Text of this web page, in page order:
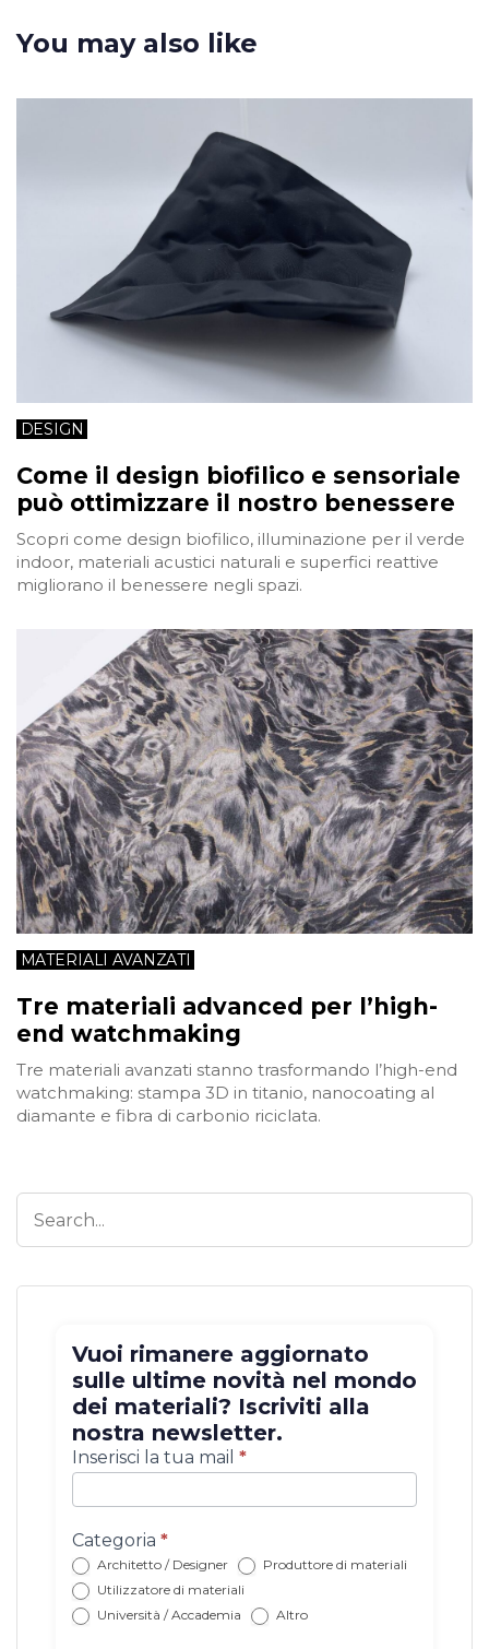
You may also like
DESIGN
Come il design biofilico e sensoriale
può ottimizzare il nostro benessere
Scopri come design biofilico, illuminazione per il verde
indoor, materiali acustici naturali e superfici reattive
migliorano il benessere negli spazi.
MATERIALI AVANZATI
Tre materiali advanced per l’high-
end watchmaking
Tre materiali avanzati stanno trasformando l’high-end
watchmaking: stampa 3D in titanio, nanocoating al
diamante e fibra di carbonio riciclata.
Vuoi rimanere aggiornato
sulle ultime novità nel mondo
dei materiali? Iscriviti alla
nostra newsletter.
Iscrizione
newsletter
con
categoria
Inserisci la tua mail *
Categoria *
Architetto / Designer
Produttore di materiali
Utilizzatore di materiali
Università / Accademia
Altro